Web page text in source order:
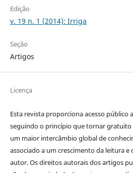
Edição
v. 19 n. 1 (2014): Irriga
Seção
Artigos
Licença
Esta revista proporciona acesso público
seguindo o princípio que tornar gratuito
um maior intercâmbio global de
associado a um crescimento da leitura
autor. Os direitos autorais dos artigos